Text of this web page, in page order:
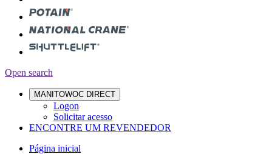
Open search
MANITOWOC DIRECT
Logon
Solicitar acesso
ENCONTRE UM REVENDEDOR
Página inicial